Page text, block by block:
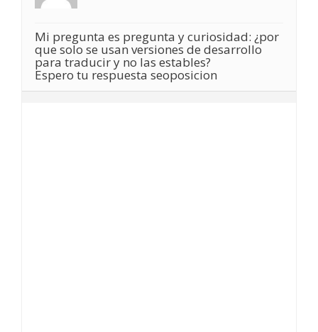
Mi pregunta es pregunta y curiosidad: ¿por
que solo se usan versiones de desarrollo
para traducir y no las estables?
Espero tu respuesta seoposicion